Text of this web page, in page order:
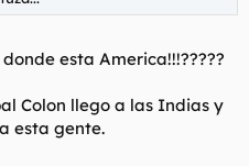
esta America!!!?????
Colon llego a las Indias y
esta gente.